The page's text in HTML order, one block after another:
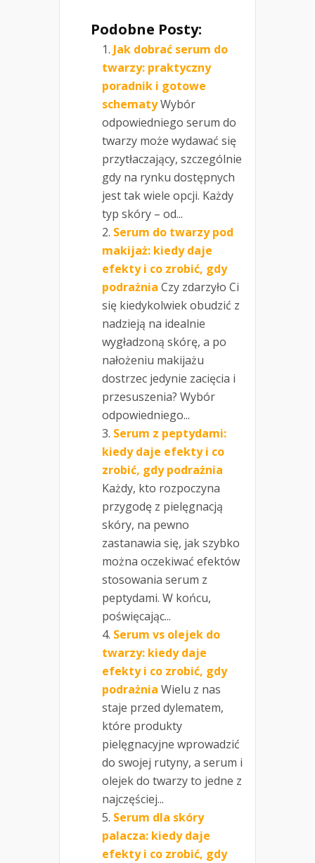
Podobne Posty:
Jak dobrać serum do
twarzy: praktyczny
poradnik i gotowe
schematyWybór
odpowiedniego serum do
twarzy może wydawać się
przytłaczający, szczególnie
gdy na rynku dostępnych
jest tak wiele opcji. Każdy
typ skóry – od...
Serum do twarzy pod
makijaż: kiedy daje
efekty i co zrobić, gdy
podrażnia Czy zdarzyło Ci
się kiedykolwiek obudzić z
nadzieją na idealnie
wygładzoną skórę, a po
nałożeniu makijażu
dostrzec jedynie zacięcia i
przesuszenia? Wybór
odpowiedniego...
Serum z peptydami:
kiedy daje efekty i co
zrobić, gdy podrażnia
Każdy, kto rozpoczyna
przygodę z pielęgnacją
skóry, na pewno
zastanawia się, jak szybko
można oczekiwać efektów
stosowania serum z
peptydami. W końcu,
poświęcając...
Serum vs olejek do
twarzy: kiedy daje
efekty i co zrobić, gdy
podrażnia Wielu z nas
staje przed dylematem,
które produkty
pielęgnacyjne wprowadzić
do swojej rutyny, a serum i
olejek do twarzy to jedne z
najczęściej...
Serum dla skóry
palacza: kiedy daje
efekty i co zrobić, gdy